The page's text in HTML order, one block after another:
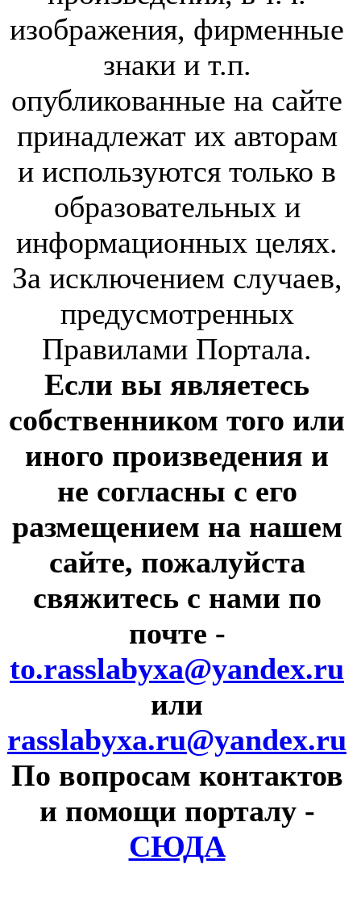
изображения, фирменные
знаки и т.п.
опубликованные на сайте
принадлежат их авторам
и используются только в
образовательных и
информационных целях.
За исключением случаев,
предусмотренных
Правилами Портала.
Если вы являетесь
собственником того или
иного произведения и
не согласны с его
размещением на нашем
сайте, пожалуйста
свяжитесь с нами по
почте -
to.rasslabyxa@yandex.ru
или
rasslabyxa.ru@yandex.ru
По вопросам контактов
и помощи порталу -
СЮДА